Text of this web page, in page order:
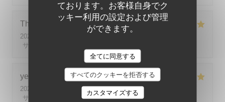
ております。お客様自身でク
ッキー利用の設定および管理
ができます。
全てに同意する
すべてのクッキーを拒否する
カスタマイズする
Theo
2026-08-01
サービス
yeonghun
2026-08-03
- 19:00 - ゲスト 4
サービス
雰囲気: 5/5 メニュー: 5/5